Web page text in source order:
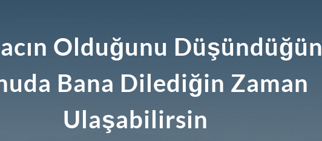
Olduğunu Düşündüğün
Bana Dilediğin Zaman
Ulaşabilirsin